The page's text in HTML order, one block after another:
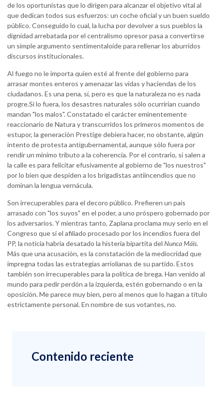
de los oportunistas que lo dirigen para alcanzar el objetivo vital al
que dedican todos sus esfuerzos: un coche oficial y un buen sueldo
público. Conseguido lo cual, la lucha por devolver a sus pueblos la
dignidad arrebatada por el centralismo opresor pasa a convertirse
un simple argumento sentimentaloide para rellenar los aburridos
discursos institucionales.
Al fuego no le importa quien esté al frente del gobierno para
arrasar montes enteros y amenazar las vidas y haciendas de los
ciudadanos. Es una pena, sí, pero es que la naturaleza no es nada
progre.Si lo fuera, los desastres naturales sólo ocurrirían cuando
mandan "los malos". Constatado el carácter eminentemente
reaccionario de Natura y transcurridos los primeros momentos de
estupor, la generación Prestige debiera hacer, no obstante, algún
intento de protesta antigubernamental, aunque sólo fuera por
rendir un mínimo tributo a la coherencia. Por el contrario, si salen a
la calle es para felicitar efusivamente al gobierno de "los nuestros"
por lo bien que despiden a los brigadistas antiincendios que no
dominan la lengua vernácula.
Son irrecuperables para el decoro público. Prefieren un país
arrasado con "los suyos" en el poder, a uno próspero gobernado por
los adversarios. Y mientras tanto, Zaplana proclama muy serio en el
Congreso que si el afiliado procesado por los incendios fuera del
PP, la noticia habría desatado la histeria bipartita del Nunca Máis.
Más que una acusación, es la constatación de la mediocridad que
impregna todas las estrategias arriolianas de su partido. Estos
también son irrecuperables para la política de brega. Han venido al
mundo para pedir perdón a la izquierda, estén gobernando o en la
oposición. Me parece muy bien, pero al menos que lo hagan a título
estrictamente personal. En nombre de sus votantes, no.
Contenido reciente